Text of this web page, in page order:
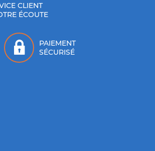
CLIENT
ÉCOUTE
PAIEMENT
SÉCURISÉ